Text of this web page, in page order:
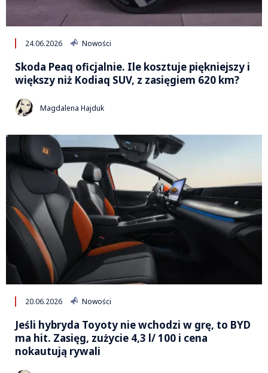
24.06.2026 Nowości
Skoda Peaq oficjalnie. Ile kosztuje piękniejszy i
większy niż Kodiaq SUV, z zasięgiem 620 km?
Magdalena Hajduk
20.06.2026 Nowości
Jeśli hybryda Toyoty nie wchodzi w grę, to BYD
ma hit. Zasięg, zużycie 4,3 l/ 100 i cena
nokautują rywali